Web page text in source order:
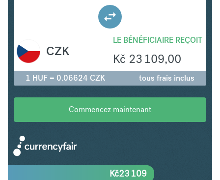
LE BÉNÉFICIAIRE REÇOIT
Kč 23 109,00
CZK
1 HUF = 0.06624 CZK tous frais inclus
Commencez maintenant
Kč23 109